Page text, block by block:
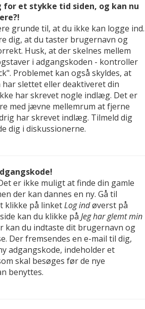
et stykke tid siden, og kan nu
grunde til, at du ikke kan logge ind.
dig, at du taster brugernavn og
Husk, at der skelnes mellem
i adgangskoden - kontroller
Problemet kan også skyldes, at
slettet eller deaktiveret din
har skrevet nogle indlæg. Det er
med jævne mellemrum at fjerne
har skrevet indlæg. Tilmeld dig
dig i diskussionerne.
er ikke muligt at finde din gamle
der kan dannes en ny. Gå til
klikke på linketLog indøverst på
kan du klikke på Jeg har glemt min
kan du indtaste dit brugernavn og
Der fremsendes en e-mail til dig,
adgangskode, indeholder et
skal besøges før de nye
benyttes.